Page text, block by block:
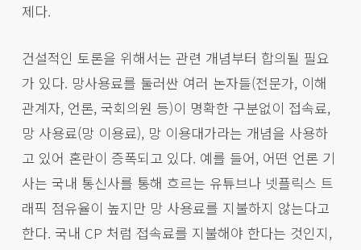
제다.
건설적인 토론을 위해서는 관련 개념부터 합의될 필요
가 있다. 망사용료를 둘러싼 여러 논자들(전문가, 이해
관계자, 언론, 국회의원 등)이 명확한 구분없이 접속료,
망 사용료(망 이용료), 망 이용대가라는 개념을 사용하
고 있어 혼란이 증폭되고 있다. 예를 들어, 어떤 언론 기
사는 국내 통신사를 통해 흐르는 유튜브나 넷플릭스 트
래픽 점유율이 높지만 망 사용료를 지불하지 않는다고
한다. 국내 CP 처럼 접속료를 지불해야 한다는 것인지,